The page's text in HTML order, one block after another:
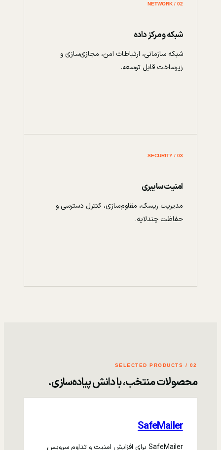
02 / NETWORK
شبکه و مرکز داده
شبکه سازمانی، ارتباطات امن، مجازی‌سازی و
زیرساخت قابل توسعه.
03 / SECURITY
امنیت سایبری
مدیریت ریسک، مقاوم‌سازی، کنترل دسترسی و
حفاظت چندلایه.
02 / SELECTED PRODUCTS
محصولات منتخب، با دانش پیاده‌سازی.
SafeMailer
SafeMailer برای افزایش امنیت و تداوم سرویس